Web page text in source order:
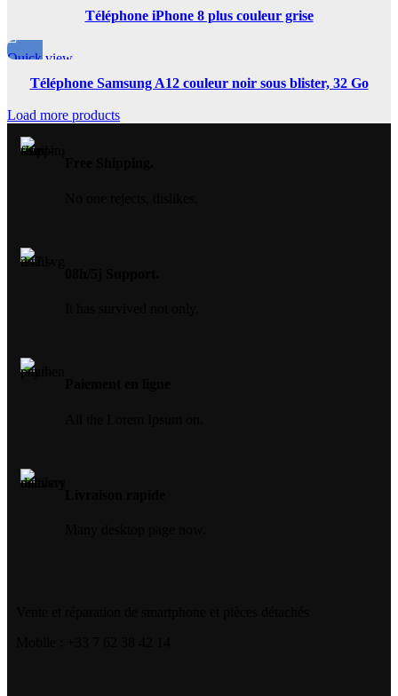
Téléphone iPhone 8 plus couleur grise
Quick view
Téléphone Samsung A12 couleur noir sous blister, 32 Go
Load more products